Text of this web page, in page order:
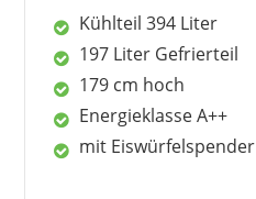
Kühlteil 394 Liter
197 Liter Gefrierteil
179 cm hoch
Energieklasse A++
mit Eiswürfelspender